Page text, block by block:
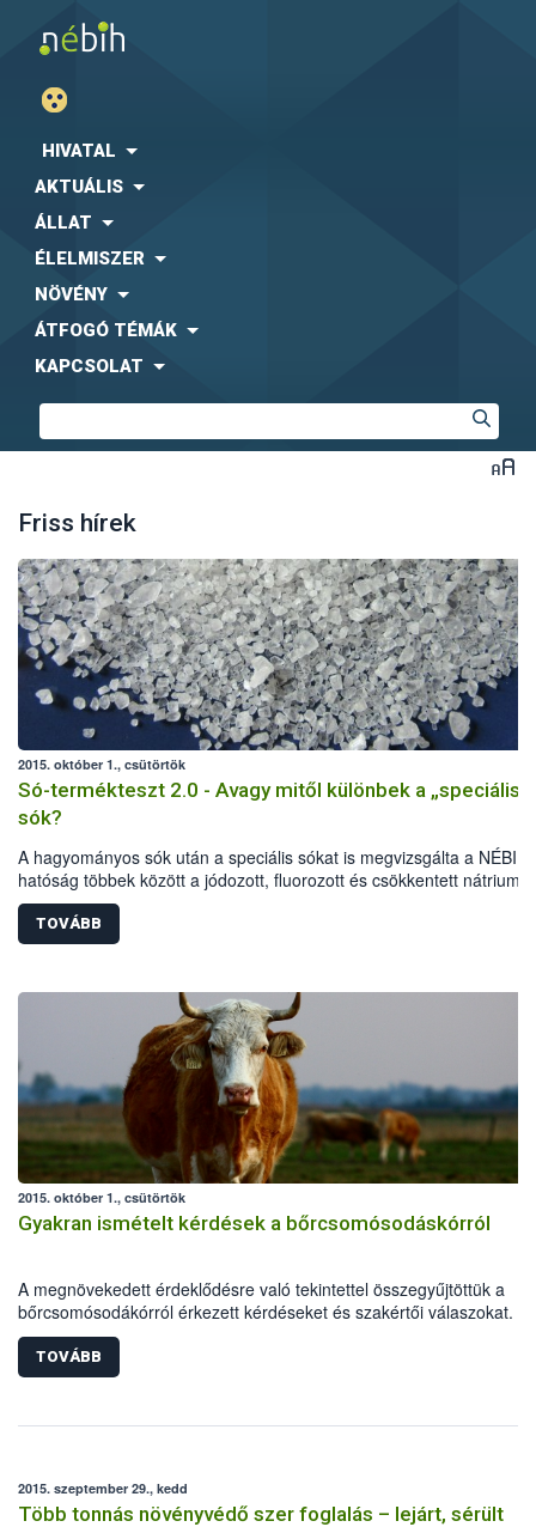
HIVATAL
AKTUÁLIS
ÁLLAT
ÉLELMISZER
NÖVÉNY
ÁTFOGÓ TÉMÁK
KAPCSOLAT
Friss hírek
2015. október 1., csütörtök
Só-termékteszt 2.0 - Avagy mitől különbek a „speciális”
sók?
A hagyományos sók után a speciális sókat is megvizsgálta a
hatóság többek között a jódozott, fluorozott és csökkentett nátrium-
tartalmú termékeket vizsgálta elsősorban laboratóriumi és
paraméterek, jelölési előírások alapján. A vizsgálat eredményeként
termékből 40-nél indult hatósági eljárás: 32 esetben
mintegy fél millió forint bírságot szabtak ki a szakemberek. Több
kereskedelmi forgalomból is ki kellett vonni.
TOVÁBB
2015. október 1., csütörtök
Gyakran ismételt kérdések a bőrcsomósodáskórról
A megnövekedett érdeklődésre való tekintettel összegyűjtöttük a
bőrcsomósodákórról érkezett kérdéseket és szakértői válaszokat.
TOVÁBB
2015. szeptember 29., kedd
Több tonnás növényvédő szer foglalás – lejárt, sérült